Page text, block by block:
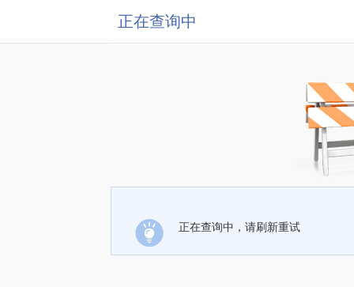
正在查询中
正在查询中，请刷新重试